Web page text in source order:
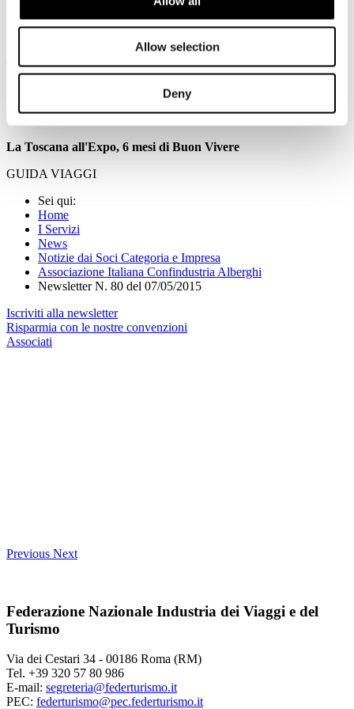
Allow selection
Deny
Ue, novità sui pacchetti online. Cancellazione free se prezzo
TRAVELNOSTOP
Italia confermata a presidenza Etc-Usa per 2015-2016
TRAVELNOSTOP
La Toscana all'Expo, 6 mesi di Buon Vivere
GUIDA VIAGGI
Sei qui:
Home
I Servizi
News
Notizie dai Soci Categoria e Impresa
Associazione Italiana Confindustria Alberghi
Newsletter N. 80 del 07/05/2015
Iscriviti alla newsletter
Risparmia con le nostre convenzioni
Associati
Previous Next
Federazione Nazionale Industria dei Viaggi e del
Turismo
Via dei Cestari 34 - 00186 Roma (RM)
Tel. +39 320 57 80 986
E-mail: segreteria@federturismo.it
PEC: federturismo@pec.federturismo.it